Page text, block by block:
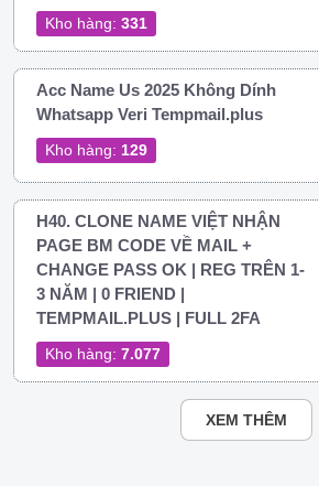
Kho hàng: 331
Acc Name Us 2025 Không Dính
Whatsapp Veri Tempmail.plus
Kho hàng: 129
H40. CLONE NAME VIỆT NHẬN
PAGE BM CODE VỀ MAIL +
CHANGE PASS OK | REG TRÊN 1-
3 NĂM | 0 FRIEND |
TEMPMAIL.PLUS | FULL 2FA
Kho hàng: 7.077
XEM THÊM